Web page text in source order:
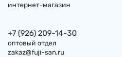
интернет-магазин
+7 (926) 209-14-30
оптовый отдел
zakaz@fuji-san.ru